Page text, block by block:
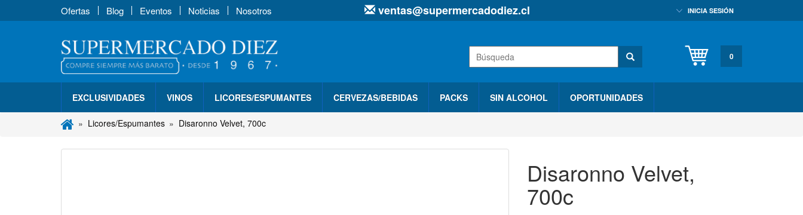
Ofertas Blog Eventos Noticias Nosotros INICIA SESIÓN
ventas@supermercadodiez.cl
0
EXCLUSIVIDADES VINOS LICORES/ESPUMANTES CERVEZAS/BEBIDAS PACKS SIN ALCOHOL OPORTUNIDADES
Licores/Espumantes Disaronno Velvet, 700c
Disaronno Velvet,
700c